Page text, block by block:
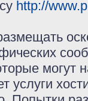
http://
могут
услуги